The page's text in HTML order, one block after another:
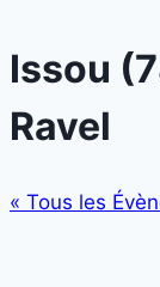
Issou
Ravel
« Tous les